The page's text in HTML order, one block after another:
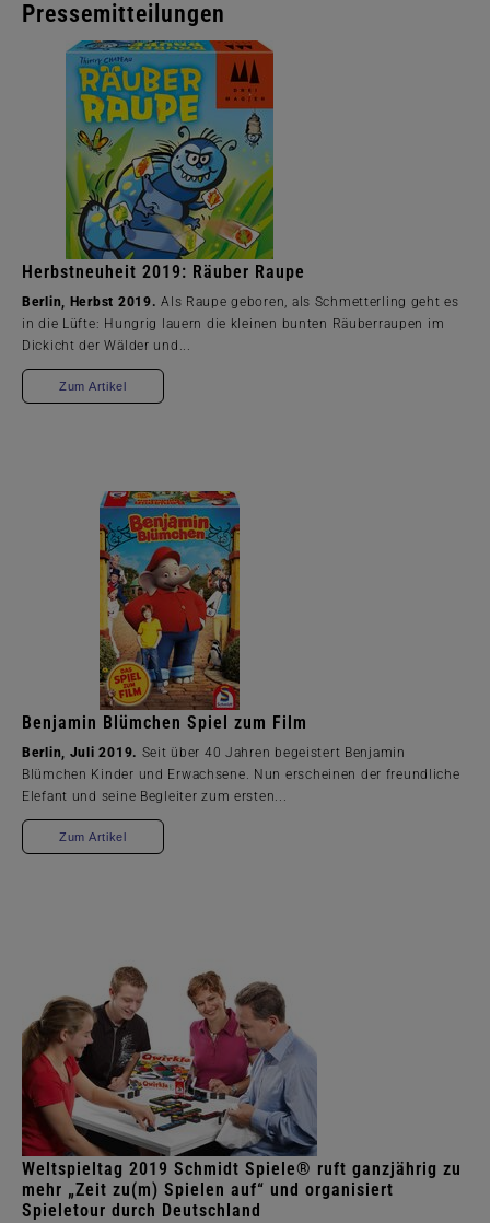
Pressemitteilungen
Herbstneuheit 2019: Räuber Raupe
Berlin, Herbst 2019. Als Raupe geboren, als Schmetterling geht es
in die Lüfte: Hungrig lauern die kleinen bunten Räuberraupen im
Dickicht der Wälder und...
Zum Artikel
Benjamin Blümchen Spiel zum Film
Berlin, Juli 2019. Seit über 40 Jahren begeistert Benjamin
Blümchen Kinder und Erwachsene. Nun erscheinen der freundliche
Elefant und seine Begleiter zum ersten...
Zum Artikel
Weltspieltag 2019 Schmidt Spiele® ruft ganzjährig zu
mehr „Zeit zu(m) Spielen auf“ und organisiert
Spieletour durch Deutschland